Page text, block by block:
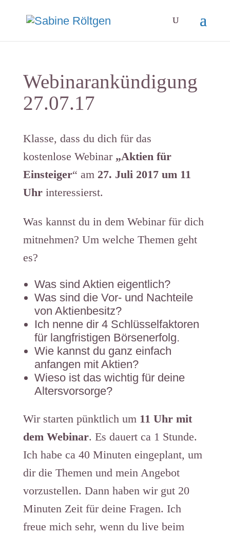
Webinarankündigung
27.07.17
Klasse, dass du dich für das
kostenlose Webinar „Aktien für
Einsteiger“ am 27. Juli 2017 um 11
Uhrinteressierst.
Was kannst du in dem Webinar für dich
mitnehmen? Um welche Themen geht
es?
Was sind Aktien eigentlich?
Was sind die Vor- und Nachteile
von Aktienbesitz?
Ich nenne dir 4 Schlüsselfaktoren
für langfristigen Börsenerfolg.
Wie kannst du ganz einfach
anfangen mit Aktien?
Wieso ist das wichtig für deine
Altersvorsorge?
Wir starten pünktlich um 11 Uhr mit
dem Webinar. Es dauert ca 1 Stunde.
Ich habe ca 40 Minuten eingeplant, um
dir die Themen und mein Angebot
vorzustellen. Dann haben wir gut 20
Minuten Zeit für deine Fragen. Ich
freue mich sehr, wenn du live beim